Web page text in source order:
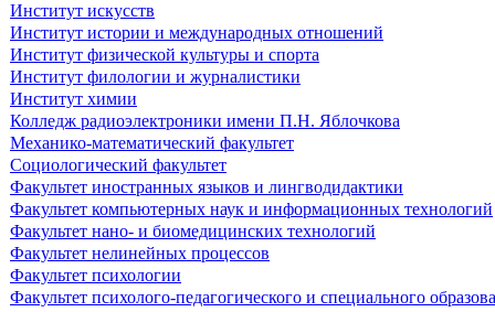
Институт искусств
Институт истории и международных отношений
Институт физической культуры и спорта
Институт филологии и журналистики
Институт химии
Колледж радиоэлектроники имени П.Н. Яблочкова
Механико-математический факультет
Социологический факультет
Факультет иностранных языков и лингводидактики
Факультет компьютерных наук и информационных технологий
Факультет нано- и биомедицинских технологий
Факультет нелинейных процессов
Факультет психологии
Факультет психолого-педагогического и специального